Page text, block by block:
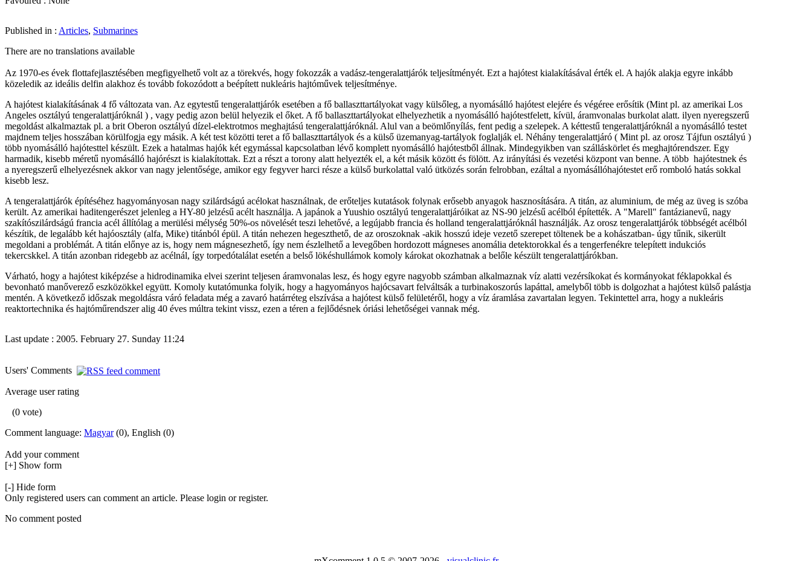
Published in : Articles, Submarines
There are no translations available
Az 1970-es évek flottafejlasztésében megfigyelhető volt az a törekvés, hogy fokozzák a vadász-tengeralattjárók teljesítményét. Ezt a hajótest kialakításával érték el. A hajók alakja egyre inkább
közeledik az ideális delfin alakhoz és tovább fokozódott a beépített nukleáris hajtóművek teljesítménye.
A hajótest kialakításának 4 fő változata van. Az egytestű tengeralattjárók esetében a fő ballaszttartályokat vagy külsőleg, a nyomásálló hajótest elejére és végéree erősítik (Mint pl. az amerikai Los
Angeles osztályú tengeralattjáróknál ) , vagy pedig azon belül helyezik el őket. A fő ballaszttartályokat elhelyezhetik a nyomásálló hajótestfelett, kívül, áramvonalas burkolat alatt. ilyen nyeregszerű
megoldást alkalmaztak pl. a brit Oberon osztályú dízel-elektrotmos meghajtású tengeralattjáróknál. Alul van a beömlőnyílás, fent pedig a szelepek. A kéttestű tengeralattjáróknál a nyomásálló testet
majdnem teljes hosszában körülfogja egy másik. A két test közötti teret a fő ballaszttartályok és a külső üzemanyag-tartályok foglalják el. Néhány tengeralattjáró ( Mint pl. az orosz Tájfun osztályú )
több nyomásálló hajótesttel készült. Ezek a hatalmas hajók két egymással kapcsolatban lévő komplett nyomásálló hajótestből állnak. Mindegyikben van szálláskörlet és meghajtórendszer. Egy
harmadik, kisebb méretű nyomásálló hajórészt is kialakítottak. Ezt a részt a torony alatt helyezték el, a két másik között és fölött. Az irányítási és vezetési központ van benne. A több hajótestnek és
a nyeregszerű elhelyezésnek akkor van nagy jelentősége, amikor egy fegyver harci része a külső burkolattal való ütközés során felrobban, ezáltal a nyomásállóhajótestet erő romboló hatás sokkal
kisebb lesz.
A tengeralattjárók építéséhez hagyományosan nagy szilárdságú acélokat használnak, de erőteljes kutatások folynak erősebb anyagok hasznosítására. A titán, az aluminium, de még az üveg is szóba
került. Az amerikai haditengerészet jelenleg a HY-80 jelzésű acélt használja. A japánok a Yuushio osztályú tengeralattjáróikat az NS-90 jelzésű acélból építették. A "Marell" fantázianevű, nagy
szakítószilárdságú francia acél állítólag a merülési mélység 50%-os növelését teszi lehetővé, a legújabb francia és holland tengeralattjáróknál használják. Az orosz tengeralattjárók többségét acélból
készítik, de legalább két hajóosztály (alfa, Mike) titánból épül. A titán nehezen hegeszthető, de az oroszoknak -akik hosszú ideje vezető szerepet töltenek be a kohászatban- úgy tűnik, sikerült
megoldani a problémát. A titán előnye az is, hogy nem mágnesezhető, így nem észlelhető a levegőben hordozott mágneses anomália detektorokkal és a tengerfenékre telepített indukciós
tekercskkel. A titán azonban ridegebb az acélnál, így torpedótalálat esetén a belső lökéshullámok komoly károkat okozhatnak a belőle készült tengeralattjárókban.
Várható, hogy a hajótest kiképzése a hidrodinamika elvei szerint teljesen áramvonalas lesz, és hogy egyre nagyobb számban alkalmaznak víz alatti vezérsíkokat és kormányokat féklapokkal és
bevonható manőverező eszközökkel együtt. Komoly kutatómunka folyik, hogy a hagyományos hajócsavart felváltsák a turbinakoszorús lapáttal, amelyből több is dolgozhat a hajótest külső palástja
mentén. A következő időszak megoldásra váró feladata még a zavaró határréteg elszívása a hajótest külső felületéről, hogy a víz áramlása zavartalan legyen. Tekintettel arra, hogy a nukleáris
reaktortechnika és hajtóműrendszer alig 40 éves múltra tekint vissz, ezen a téren a fejlődésnek óriási lehetőségei vannak még.
Last update : 2005. February 27. Sunday 11:24
Users' Comments
Average user rating
(0 vote)
Comment language: Magyar(0), English (0)
Add your comment
[+] Show form
[-] Hide form
Only registered users can comment an article. Please login or register.
No comment posted